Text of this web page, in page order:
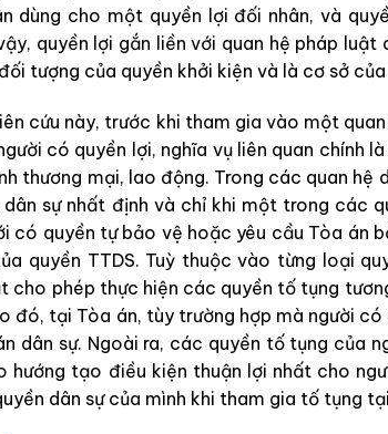
dùng cho một quyền lợi đối nhân, và
quyền lợi gắn liền với quan hệ pháp
tượng của quyền khởi kiện và là cơ sở
cứu này, trước khi tham gia vào một
có quyền lợi, nghĩa vụ liên quan chính
thương mại, lao động. Trong các quan
sự nhất định và chỉ khi một trong các
có quyền tự bảo vệ hoặc yêu cầu Tòa án
quyền TTDS. Tuỳ thuộc vào từng loại
cho phép thực hiện các quyền tố tụng
đó, tại Tòa án, tùy trường hợp mà người
dân sự. Ngoài ra, các quyền tố tụng của
hướng tạo điều kiện thuận lợi nhất cho
dân sự của mình khi tham gia tố tụng